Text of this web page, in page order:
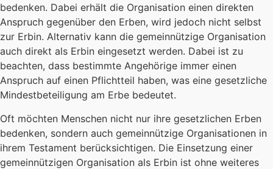
bedenken. Dabei erhält die Organisation einen direkten
Anspruch gegenüber den Erben, wird jedoch nicht selbst
zur Erbin. Alternativ kann die gemeinnützige Organisation
auch direkt als Erbin eingesetzt werden. Dabei ist zu
beachten, dass bestimmte Angehörige immer einen
Anspruch auf einen Pflichtteil haben, was eine gesetzliche
Mindestbeteiligung am Erbe bedeutet.
Oft möchten Menschen nicht nur ihre gesetzlichen Erben
bedenken, sondern auch gemeinnützige Organisationen in
ihrem Testament berücksichtigen. Die Einsetzung einer
gemeinnützigen Organisation als Erbin ist ohne weiteres